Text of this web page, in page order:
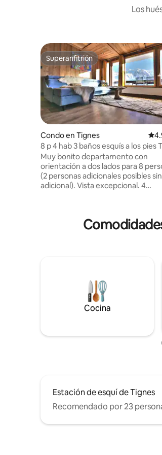
Los
Superanfitrión
Superanfitrión
Condo en Tignes
8 p 4 hab 3 baños esquís a los pies
le LAC
Muy bonito departamento con
orientación a dos lados para 8
(2 personas adicionales posibles
adicional). Vista excepcional. 4
Con los esquís puestos, salida del
hacia la pista de esquí para
en las inmediaciones. Wifi, tres
televisores grandes conectados,
canales. Completamente renovado
finales de 2020.Cocina
Estación de esquí de Tignes
Recomendado por 23